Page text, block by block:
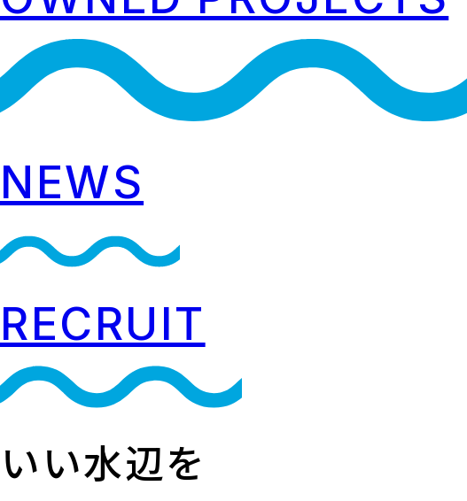
NEWS
RECRUIT
いい水辺を